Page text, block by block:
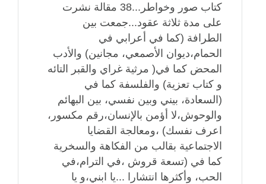
كتاب صور وخواطر...38 مقالة نشرت
على مدة ثلاثة عقود...جمعت بين
الطرافة (كما في أعرابي في
الحمام،ديوان الأصمعي، مجانين) والأدب
المحض كما في( مرثية غراي والقبر التائه
و كتاب تعزية) والفلسفة كما في
(السعادة، بيني وبين نفسي، بين البهائم
والوحوش،لا أؤمن بالإنسان،رقم مكسور،
اعرف نفسك) ،ومعالجة القضايا
الاجتماعية بقالب من الفكاهة والسخرية
كما في (تسعة قروش ،في الترام،في
الحب، وأكثرها انتشارا ...يا ابني،و يا